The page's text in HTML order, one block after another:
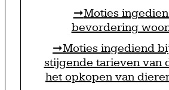
Moties
bevordering
Moties ingediend
stijgende tarieven van
het opkopen van